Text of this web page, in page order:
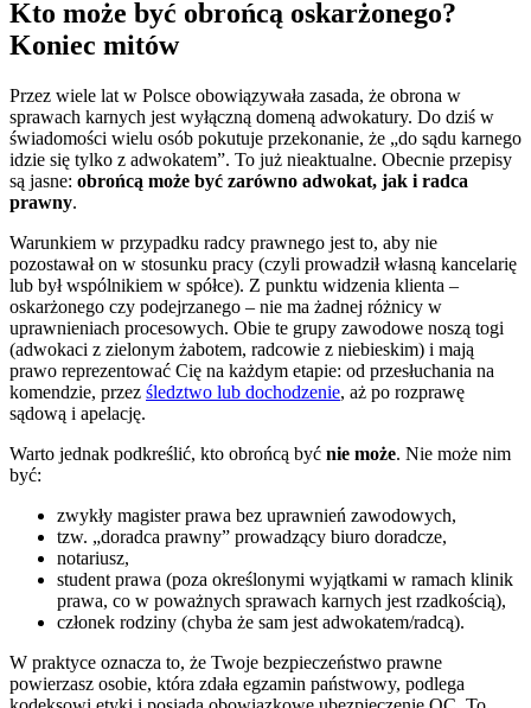
Kto może być obrońcą oskarżonego?
Koniec mitów
Przez wiele lat w Polsce obowiązywała zasada, że obrona w
sprawach karnych jest wyłączną domeną adwokatury. Do dziś w
świadomości wielu osób pokutuje przekonanie, że „do sądu karnego
idzie się tylko z adwokatem”. To już nieaktualne. Obecnie przepisy
są jasne: obrońcą może być zarówno adwokat, jak i radca
prawny.
Warunkiem w przypadku radcy prawnego jest to, aby nie
pozostawał on w stosunku pracy (czyli prowadził własną kancelarię
lub był wspólnikiem w spółce). Z punktu widzenia klienta –
oskarżonego czy podejrzanego – nie ma żadnej różnicy w
uprawnieniach procesowych. Obie te grupy zawodowe noszą togi
(adwokaci z zielonym żabotem, radcowie z niebieskim) i mają
prawo reprezentować Cię na każdym etapie: od przesłuchania na
komendzie, przez śledztwo lub dochodzenie, aż po rozprawę
sądową i apelację.
Warto jednak podkreślić, kto obrońcą być nie może. Nie może nim
być:
zwykły magister prawa bez uprawnień zawodowych,
tzw. „doradca prawny” prowadzący biuro doradcze,
notariusz,
student prawa (poza określonymi wyjątkami w ramach klinik
prawa, co w poważnych sprawach karnych jest rzadkością),
członek rodziny (chyba że sam jest adwokatem/radcą).
W praktyce oznacza to, że Twoje bezpieczeństwo prawne
powierzasz osobie, która zdała egzamin państwowy, podlega